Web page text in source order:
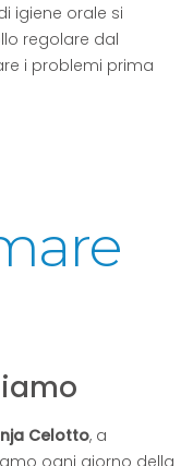
igiene orale si
regolare dal
i problemi prima
Celotto, a